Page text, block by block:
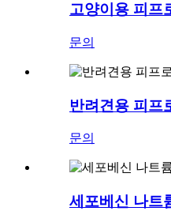
고양이용 피프
문의
반려견용 피프
문의
세포베신 나트